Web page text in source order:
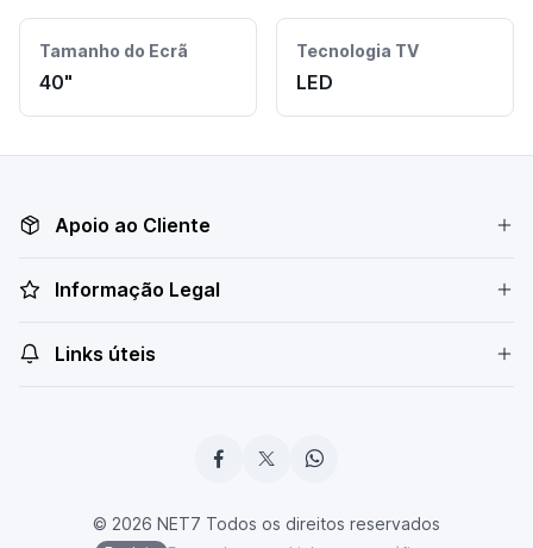
Tamanho do Ecrã
40"
Tecnologia TV
LED
Apoio ao Cliente
Informação Legal
Links úteis
© 2026 NET7 Todos os direitos reservados